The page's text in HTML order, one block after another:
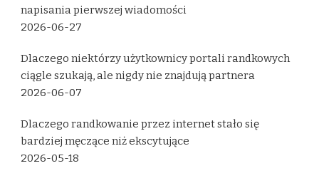
napisania pierwszej wiadomości
2026-06-27
Dlaczego niektórzy użytkownicy portali randkowych
ciągle szukają, ale nigdy nie znajdują partnera
2026-06-07
Dlaczego randkowanie przez internet stało się
bardziej męczące niż ekscytujące
2026-05-18